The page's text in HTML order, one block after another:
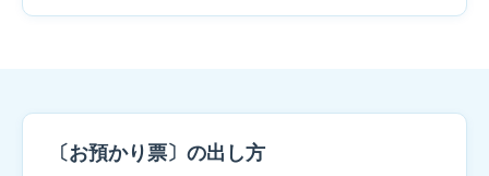
〔お預かり票〕の出し方